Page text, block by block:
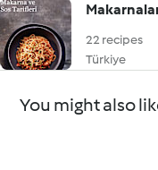
22 recipes
Türkiye
You might also